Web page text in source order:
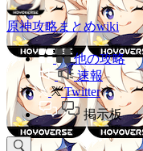
原神攻略まとめwiki
他の攻略
速報
Twitter
掲示板